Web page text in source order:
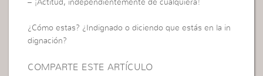
– ¡Actitud, independientemente de cualquiera!
¿Cómo estas? ¿Indignado o diciendo que estás en la in
dignación?
COMPARTE ESTE ARTÍCULO